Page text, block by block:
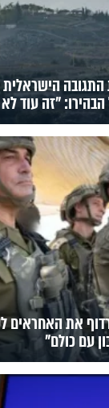
התגובה
"זה עוד
את האחראים
עם כולם"